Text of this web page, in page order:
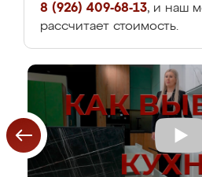
8 (926) 409-68-13, и наш
рассчитает стоимость.